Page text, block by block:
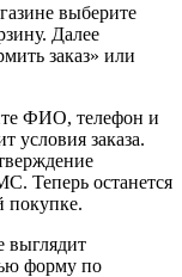
выберите
Далее
заказ» или
ФИО, телефон и
условия заказа.
Теперь останется
покупке.
выглядит
форму по